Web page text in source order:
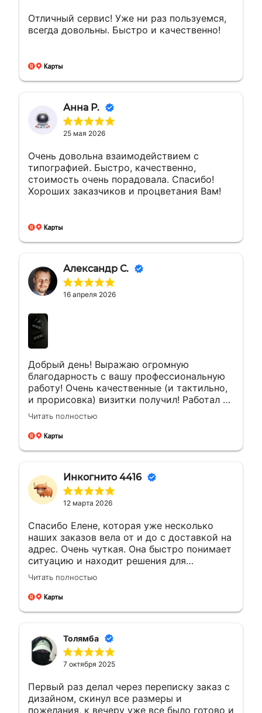
Отличный сервис! Уже ни раз пользуемся,
всегда довольны. Быстро и качественно!
Анна Р.
25 мая 2026
Очень довольна взаимодействием с
типографией. Быстро, качественно,
стоимость очень порадовала. Спасибо!
Хороших заказчиков и процветания Вам!
Александр С.
16 апреля 2026
Добрый день! Выражаю огромную
благодарность с вашу профессиональную
работу! Очень качественные (и тактильно,
и прорисовка) визитки получил! Работал с
менеджером Еленой. Ей отдельная
благодарность за мгновенные ответы и
полное сопровождение заказа!
Читать полностью
Инкогнито 4416
12 марта 2026
Спасибо Елене, которая уже несколько
наших заказов вела от и до с доставкой на
адрес. Очень чуткая. Она быстро понимает
ситуацию и находит решения для
возникающих вопросов.Это заслуживает
уважения. Будущие компании с такими
сотрудниками всегда на высоте будут
Читать полностью
Толямба
7 октября 2025
Первый раз делал через переписку заказ с
дизайном, скинул все размеры и
пожелания, к вечеру уже все было готово и